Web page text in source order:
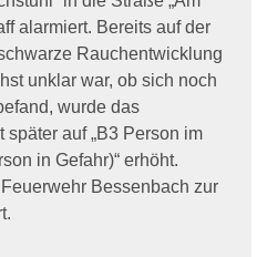
alarmiert. Bereits auf der
Rauchentwicklung
unklar war, ob sich noch
wurde das
auf „B3 Person im
in Gefahr)“ erhöht.
Bessenbach zur